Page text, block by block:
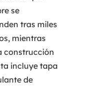
se
tras miles
mientras
construcción
incluye tapa
de